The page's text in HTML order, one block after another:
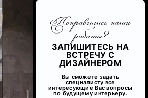
Понравились наши
работы?
ЗАПИШИТЕСЬ НА
ВСТРЕЧУ С
ДИЗАЙНЕРОМ
Вы сможете задать
специалисту все
интересующие Вас вопросы
по будущему интерьеру.